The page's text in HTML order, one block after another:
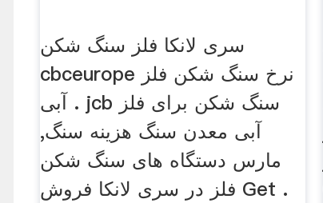
سری لانکا فلز سنگ شکن
cbceurope نرخ سنگ شکن فلز
آبی . jcb سنگ شکن برای فلز
آبی معدن سنگ هزینه سنگ,
مارس دستگاه های سنگ شکن
فلز در سری لانکا فروش Get .